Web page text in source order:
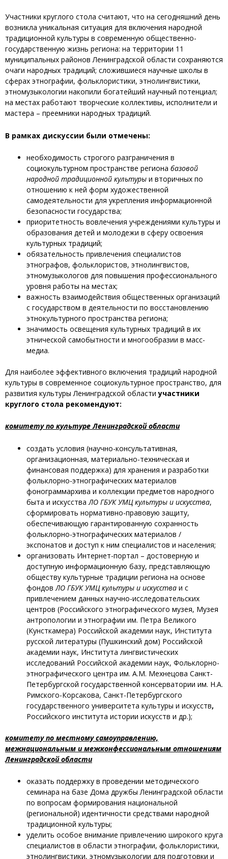
Участники круглого стола считают, что на сегодняшний день
возникла уникальная ситуация для включения народной
традиционной культуры в современную общественно-
государственную жизнь региона: на территории 11
муниципальных районов Ленинградской области сохраняются
очаги народных традиций; сложившиеся научные школы в
сферах этнографии, фольклористики, этнолингвистики,
этномузыкологии накопили богатейший научный потенциал;
на местах работают творческие коллективы, исполнители и
мастера – преемники народных традиций.
В рамках дискуссии были отмечены:
необходимость строгого разграничения в
социокультурном пространстве региона базовой
народной традиционной культуры и вторичных по
отношению к ней форм художественной
самодеятельности для укрепления информационной
безопасности государства;
приоритетность вовлечения учреждениями культуры и
образования детей и молодежи в сферу освоения
культурных традиций;
обязательность привлечения специалистов
этнографов, фольклористов, этнолингвистов,
этномузыкологов для повышения профессионального
уровня работы на местах;
важность взаимодействия общественных организаций
с государством в деятельности по восстановлению
этнокультурного пространства региона;
значимость освещения культурных традиций в их
этнической самобытности и многообразии в масс-
медиа.
Для наиболее эффективного включения традиций народной
культуры в современное социокультурное пространство, для
развития культуры Ленинградской областиучастники
круглого стола рекомендуют:
комитету по культуре Ленинградской области
создать условия (научно-консультативная,
организационная, материально-техническая и
финансовая поддержка) для хранения и разработки
фольклорно-этнографических материалов
фонограммархива и коллекции предметов народного
быта и искусстваЛО ГБУК УМЦ культуры и искусства,
сформировать нормативно-правовую защиту,
обеспечивающую гарантированную сохранность
фольклорно-этнографических материалов /
экспонатов и доступ к ним специалистов и населения;
организовать Интернет-портал – достоверную и
доступную информационную базу, представляющую
обществу культурные традиции региона на основе
фондовЛО ГБУК УМЦ культуры и искусства и с
привлечением данных научно-исследовательских
центров (Российского этнографического музея, Музея
антропологии и этнографии им. Петра Великого
(Кунсткамера) Российской академии наук, Института
русской литературы (Пушкинский дом) Российской
академии наук, Института лингвистических
исследований Российской академии наук, Фольклорно-
этнографического центра им. А.М. Мехнецова Санкт-
Петербургской государственной консерватории им. Н.А.
Римского-Корсакова, Санкт-Петербургского
государственного университета культуры и искусств,
Российского института истории искусств и др.);
комитету по местному самоуправлению,
межнациональным и межконфессиональным отношениям
Ленинградской области
оказать поддержку в проведении методического
семинара на базе Дома дружбы Ленинградской области
по вопросам формирования национальной
(региональной) идентичности средствами народной
традиционной культуры;
уделить особое внимание привлечению широкого круга
специалистов в области этнографии, фольклористики,
этнолингвистики, этномузыкологии для подготовки и